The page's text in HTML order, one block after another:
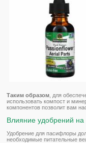
Таким образом , для
использовать компост и
компонентов позволит вам
Влияние удобрений
Удобрение для пасифлоры
необходимые питательные